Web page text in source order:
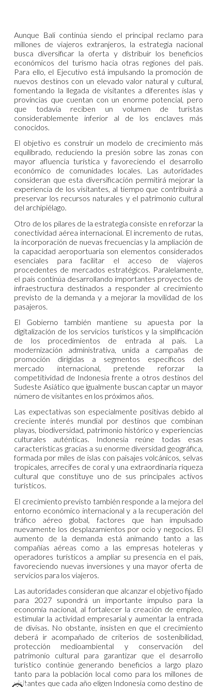
Aunque Bali continúa siendo el principal reclamo para
millones de viajeros extranjeros, la estrategia nacional
busca diversificar la oferta y distribuir los beneficios
económicos del turismo hacia otras regiones del país.
Para ello, el Ejecutivo está impulsando la promoción de
nuevos destinos con un elevado valor natural y cultural,
fomentando la llegada de visitantes a diferentes islas y
provincias que cuentan con un enorme potencial, pero
que todavía reciben un volumen de turistas
considerablemente inferior al de los enclaves más
conocidos.
El objetivo es construir un modelo de crecimiento más
equilibrado, reduciendo la presión sobre las zonas con
mayor afluencia turística y favoreciendo el desarrollo
económico de comunidades locales. Las autoridades
consideran que esta diversificación permitirá mejorar la
experiencia de los visitantes, al tiempo que contribuirá a
preservar los recursos naturales y el patrimonio cultural
del archipiélago.
Otro de los pilares de la estrategia consiste en reforzar la
conectividad aérea internacional. El incremento de rutas,
la incorporación de nuevas frecuencias y la ampliación de
la capacidad aeroportuaria son elementos considerados
esenciales para facilitar el acceso de viajeros
procedentes de mercados estratégicos. Paralelamente,
el país continúa desarrollando importantes proyectos de
infraestructura destinados a responder al crecimiento
previsto de la demanda y a mejorar la movilidad de los
pasajeros.
El Gobierno también mantiene su apuesta por la
digitalización de los servicios turísticos y la simplificación
de los procedimientos de entrada al país. La
modernización administrativa, unida a campañas de
promoción dirigidas a segmentos específicos del
mercado internacional, pretende reforzar la
competitividad de Indonesia frente a otros destinos del
Sudeste Asiático que igualmente buscan captar un mayor
número de visitantes en los próximos años.
Las expectativas son especialmente positivas debido al
creciente interés mundial por destinos que combinan
playas, biodiversidad, patrimonio histórico y experiencias
culturales auténticas. Indonesia reúne todas esas
características gracias a su enorme diversidad geográfica,
formada por miles de islas con paisajes volcánicos, selvas
tropicales, arrecifes de coral y una extraordinaria riqueza
cultural que constituye uno de sus principales activos
turísticos.
El crecimiento previsto también responde a la mejora del
entorno económico internacional y a la recuperación del
tráfico aéreo global, factores que han impulsado
nuevamente los desplazamientos por ocio y negocios. El
aumento de la demanda está animando tanto a las
compañías aéreas como a las empresas hoteleras y
operadores turísticos a ampliar su presencia en el país,
favoreciendo nuevas inversiones y una mayor oferta de
servicios para los viajeros.
Las autoridades consideran que alcanzar el objetivo fijado
para 2027 supondrá un importante impulso para la
economía nacional, al fortalecer la creación de empleo,
estimular la actividad empresarial y aumentar la entrada
de divisas. No obstante, insisten en que el crecimiento
deberá ir acompañado de criterios de sostenibilidad,
protección medioambiental y conservación del
patrimonio cultural para garantizar que el desarrollo
turístico continúe generando beneficios a largo plazo
tanto para la población local como para los millones de
visitantes que cada año eligen Indonesia como destino de